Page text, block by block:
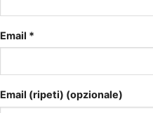
Email *
Email (ripeti) (opzionale)